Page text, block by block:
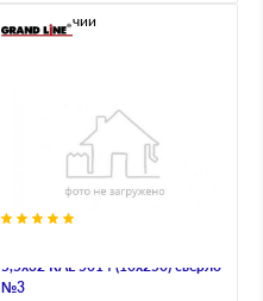
5,5х32 RAL 5014 (10х250) сверло
№3
В наличии